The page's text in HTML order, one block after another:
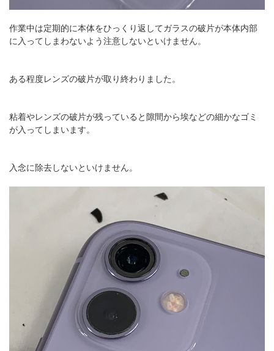
作業中は定期的に本体をひっくり返してガラスの破片が本体内部
に入ってしまわないよう注意しないといけません。
ある程度レンズの破片が取り終わりました。
粘着やレンズの破片が残っていると隙間から埃などの細かなゴミ
が入ってしまいます。
入念に除去しないといけません。